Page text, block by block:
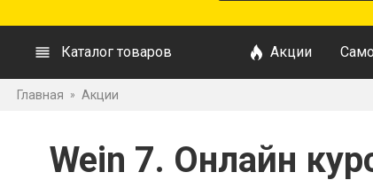
Каталог товаров Акции
Главная » Акции
Wein 7. Онлайн